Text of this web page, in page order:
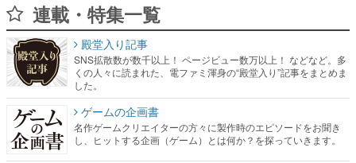
連載・特集一覧
殿堂入り記事
SNS拡散数が数千以上！ ページビュー数万以上！ などなど。多
くの人々に読まれた、電ファミ渾身の“殿堂入り”記事をまとめま
した。
ゲームの企画書
名作ゲームクリエイターの方々に製作時のエピソードをお聞き
し、ヒットする企画（ゲーム）とは何か？を探っていきます。